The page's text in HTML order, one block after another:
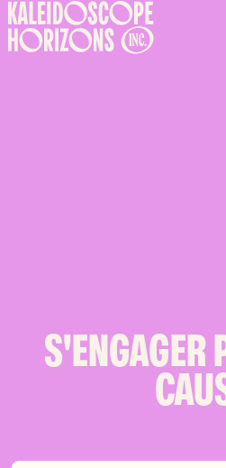
S'ENGAGER